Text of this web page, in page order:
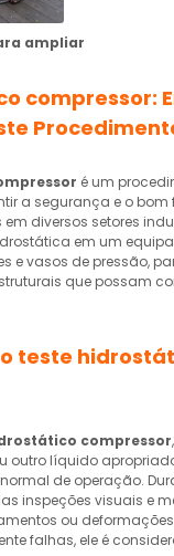
ampliar
compressor:
é um
a segurança e o bom
diversos setores
em um
e vasos de pressão,
que possam
teste
compressor
outro líquido
de operação.
inspeções visuais e
ou
falhas, ele é